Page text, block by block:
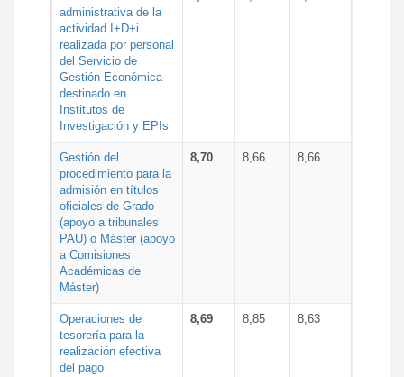
administrativa de la
actividad I+D+i
realizada por personal
del Servicio de
Gestión Económica
destinado en
Institutos de
Investigación y EPIs
Gestión del
procedimiento para la
admisión en títulos
oficiales de Grado
(apoyo a tribunales
PAU) o Máster (apoyo
a Comisiones
Académicas de
Máster)
8,70 8,66 8,66
Operaciones de
tesorería para la
realización efectiva
del pago
8,69 8,85 8,63